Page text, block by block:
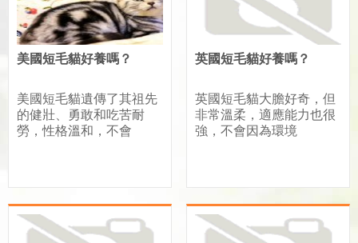
美國短毛貓好養嗎？
美國短毛貓遺傳了其祖先
的健壯、勇敢和吃苦耐
勞，性格溫和，不會
英國短毛貓好養嗎？
英國短毛貓大膽好奇，但
非常溫柔，適應能力也很
強，不會因為環境